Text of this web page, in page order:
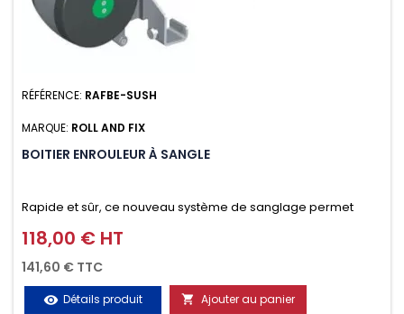
RÉFÉRENCE: RAFBE-SUSH
MARQUE: ROLL AND FIX
BOITIER ENROULEUR À SANGLE
Rapide et sûr, ce nouveau système de sanglage permet
d’arrimer le chargement sur la galerie en moins d’une
minute.
Prix
118,00 € HT
141,60 € TTC
visibility Détails produit  Ajouter au panier